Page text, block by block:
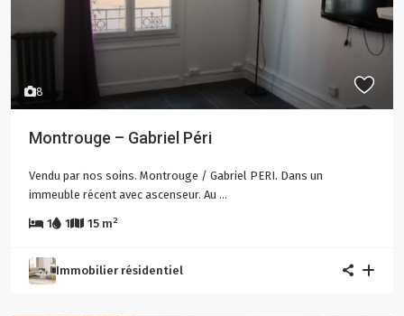
8
Montrouge – Gabriel Péri
Vendu par nos soins. Montrouge / Gabriel PERI. Dans un
immeuble récent avec ascenseur. Au ...
1 1 15 m2
Immobilier résidentiel